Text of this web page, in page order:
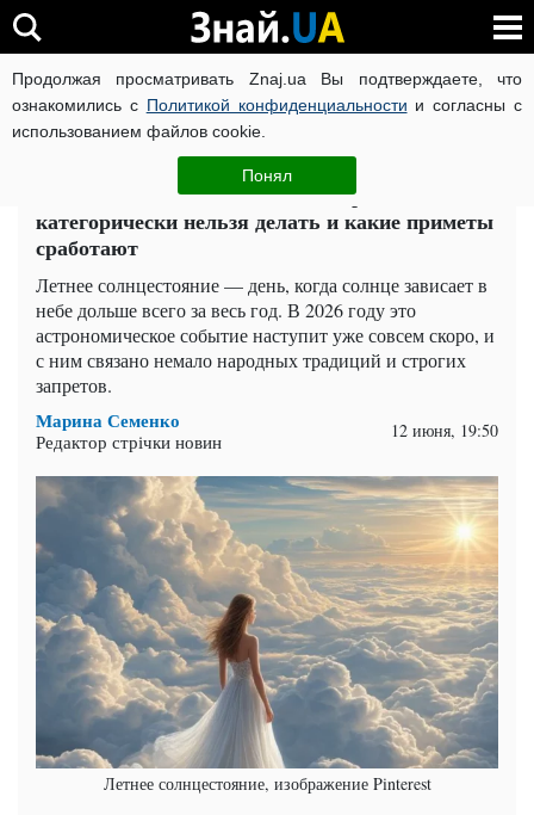
Продолжая просматривать Znaj.ua Вы подтверждаете, что
ознакомились с Политикой конфиденциальности и согласны с
использованием файлов cookie.
Понял
ВОЙНА РОССИИ ПРОТИВ УКРАИНЫ КОРОНАВИРУС В
ЧИТАТИ УКРАЇНСЬКОЮ
Самый длинный день года на пороге: что
категорически нельзя делать и какие приметы
сработают
Летнее солнцестояние — день, когда солнце зависает в
небе дольше всего за весь год. В 2026 году это
астрономическое событие наступит уже совсем скоро, и
с ним связано немало народных традиций и строгих
запретов.
Марина Семенко
Редактор стрічки новин 12 июня, 19:50
Летнее солнцестояние, изображение Pinterest